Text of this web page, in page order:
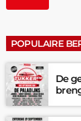
POPULAIRE
De